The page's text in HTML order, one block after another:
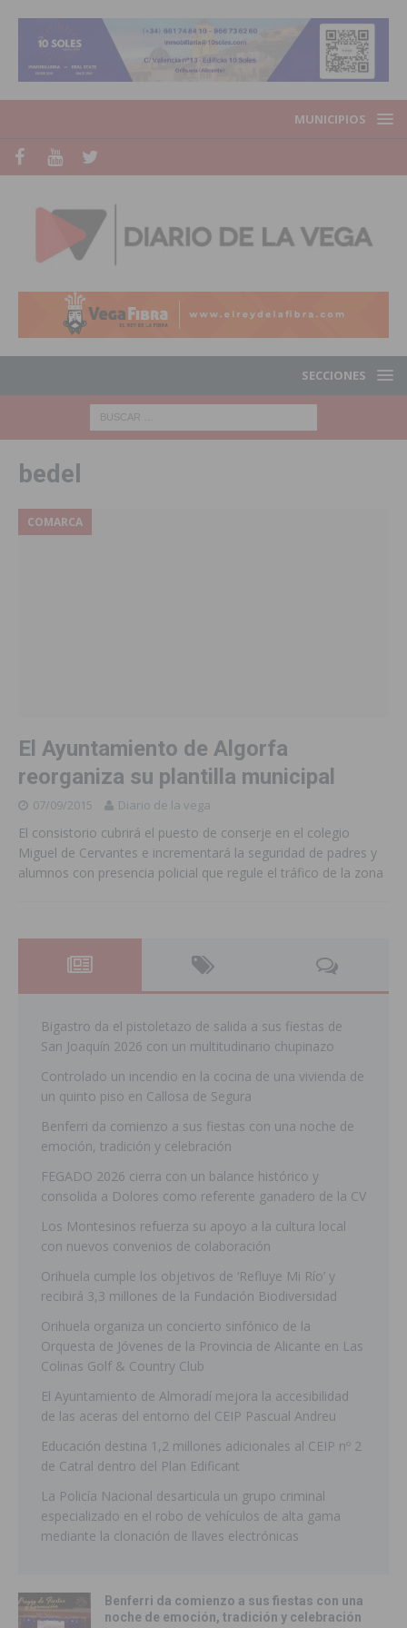
MUNICIPIOS
SECCIONES
bedel
COMARCA
El Ayuntamiento de Algorfa
reorganiza su plantilla municipal
07/09/2015 Diario de la vega
El consistorio cubrirá el puesto de conserje en el colegio
Miguel de Cervantes e incrementará la seguridad de padres y
alumnos con presencia policial que regule el tráfico de la zona
Bigastro da el pistoletazo de salida a sus fiestas de
San Joaquín 2026 con un multitudinario chupinazo
Controlado un incendio en la cocina de una vivienda de
un quinto piso en Callosa de Segura
Benferri da comienzo a sus fiestas con una noche de
emoción, tradición y celebración
FEGADO 2026 cierra con un balance histórico y
consolida a Dolores como referente ganadero de la CV
Los Montesinos refuerza su apoyo a la cultura local
con nuevos convenios de colaboración
Orihuela cumple los objetivos de ‘Refluye Mi Río’ y
recibirá 3,3 millones de la Fundación Biodiversidad
Orihuela organiza un concierto sinfónico de la
Orquesta de Jóvenes de la Provincia de Alicante en Las
Colinas Golf & Country Club
El Ayuntamiento de Almoradí mejora la accesibilidad
de las aceras del entorno del CEIP Pascual Andreu
Educación destina 1,2 millones adicionales al CEIP nº 2
de Catral dentro del Plan Edificant
La Policía Nacional desarticula un grupo criminal
especializado en el robo de vehículos de alta gama
mediante la clonación de llaves electrónicas
Benferri da comienzo a sus fiestas con una
noche de emoción, tradición y celebración